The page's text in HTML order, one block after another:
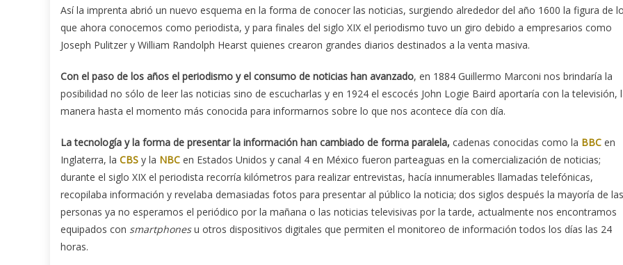
Así la imprenta abrió un nuevo esquema en la forma de conocer las noticias, surgiendo alrededor del año 1600 la figura de
que ahora conocemos como periodista, y para finales del siglo XIX el periodismo tuvo un giro debido a empresarios como
Joseph Pulitzer y William Randolph Hearst quienes crearon grandes diarios destinados a la venta masiva.
Con el paso de los años el periodismo y el consumo de noticias han avanzado, en 1884 Guillermo Marconi nos brindaría la
posibilidad no sólo de leer las noticias sino de escucharlas y en 1924 el escocés John Logie Baird aportaría con la televisión,
manera hasta el momento más conocida para informarnos sobre lo que nos acontece día con día.
La tecnología y la forma de presentar la información han cambiado de forma paralela, cadenas conocidas como la BBC en
Inglaterra, la CBS y la NBC en Estados Unidos y canal 4 en México fueron parteaguas en la comercialización de noticias;
durante el siglo XIX el periodista recorría kilómetros para realizar entrevistas, hacía innumerables llamadas telefónicas,
recopilaba información y revelaba demasiadas fotos para presentar al público la noticia; dos siglos después la mayoría de las
personas ya no esperamos el periódico por la mañana o las noticias televisivas por la tarde, actualmente nos encontramos
equipados con smartphonesu otros dispositivos digitales que permiten el monitoreo de información todos los días las 24
horas.